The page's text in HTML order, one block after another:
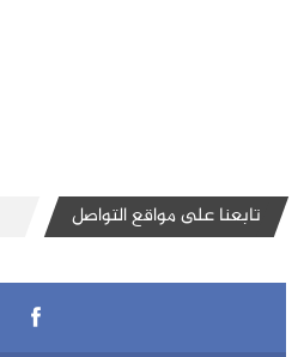
تابعنا على مواقع التواصل